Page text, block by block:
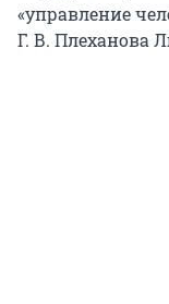
«управление
Г. В. Плеханова